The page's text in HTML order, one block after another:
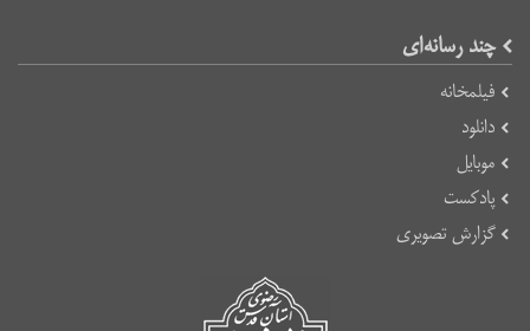
چند رسانه‌ای
فیلمخانه
دانلود
موبایل
پادکست
گزارش تصویری